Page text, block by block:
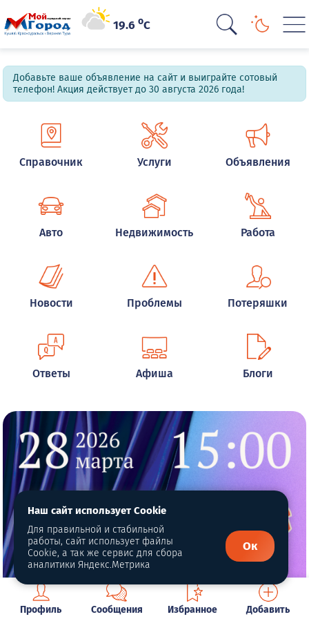
19.6oC
Добавьте ваше объявление на сайт и выиграйте сотовый
телефон! Акция действует до 30 августа 2026 года!
Справочник Услуги Объявления
Авто Недвижимость Работа
Новости Проблемы Потеряшки
Ответы Афиша Блоги
Профиль Сообщения Избранное Добавить
Наш сайт использует Cookie
Для правильной и стабильной
работы, сайт использует файлы
Cookie, а так же сервис для сбора
аналитики Яндекс.Метрика
Ок